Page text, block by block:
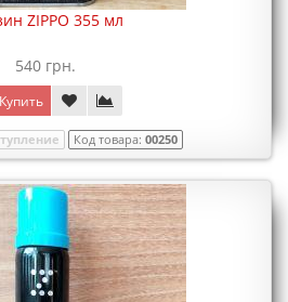
ZIPPO 355 мл
540 грн.
Купить
Код товара: 00250